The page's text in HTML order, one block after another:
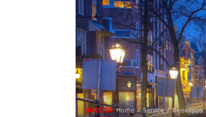
ANZEIGE: Home / Service / Reisetipps